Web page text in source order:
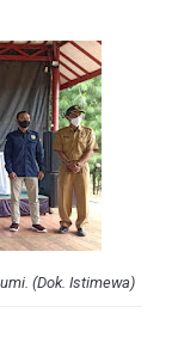
(Dok. Istimewa)